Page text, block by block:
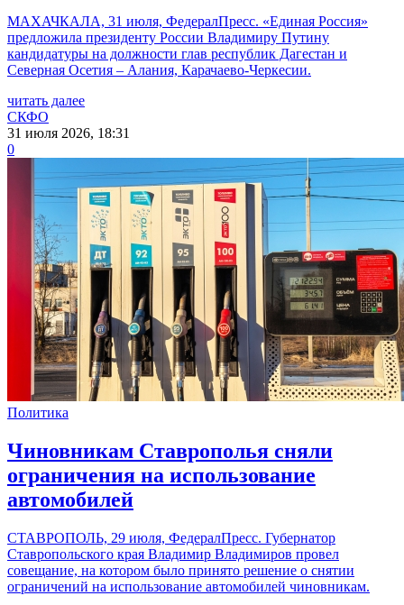
МАХАЧКАЛА, 31 июля, ФедералПресс. «Единая Россия»
предложила президенту России Владимиру Путину
кандидатуры на должности глав республик Дагестан и
Северная Осетия – Алания, Карачаево-Черкесии.
читать далее
СКФО
31 июля 2026, 18:31
0
Политика
Чиновникам Ставрополья сняли
ограничения на использование
автомобилей
СТАВРОПОЛЬ, 29 июля, ФедералПресс. Губернатор
Ставропольского края Владимир Владимиров провел
совещание, на котором было принято решение о снятии
ограничений на использование автомобилей чиновникам.